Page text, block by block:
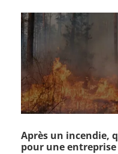
Après un incendie,
pour une entreprise